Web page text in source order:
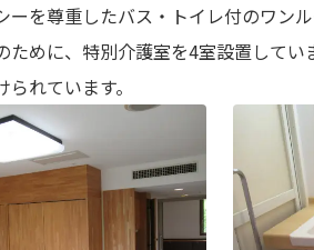
ーを尊重したバス・トイレ付のワン
ために、特別介護室を4室設置して
れています。